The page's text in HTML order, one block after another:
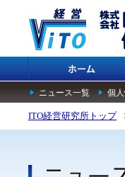
ニュース一覧 個
ITO経営研究所トップ